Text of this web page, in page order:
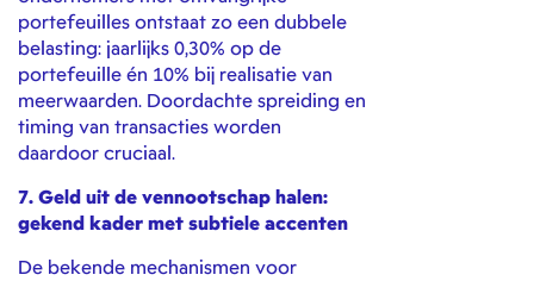
portefeuilles ontstaat zo een dubbele
belasting: jaarlijks 0,30% op de
portefeuille én 10% bij realisatie van
meerwaarden. Doordachte spreiding en
timing van transacties worden
daardoor cruciaal.
7. Geld uit de vennootschap halen:
gekend kader met subtiele accenten
De bekende mechanismen voor